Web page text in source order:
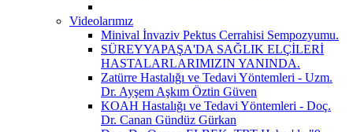
Videolarımız
Minival İnvaziv Pektus Cerrahisi Sempozyumu.
SÜREYYAPAŞA'DA SAĞLIK ELÇİLERİ
HASTALARLARIMIZIN YANINDA.
Zatürre Hastalığı ve Tedavi Yöntemleri - Uzm.
Dr. Ayşem Aşkım Öztin Güven
KOAH Hastalığı ve Tedavi Yöntemleri - Doç.
Dr. Canan Gündüz Gürkan